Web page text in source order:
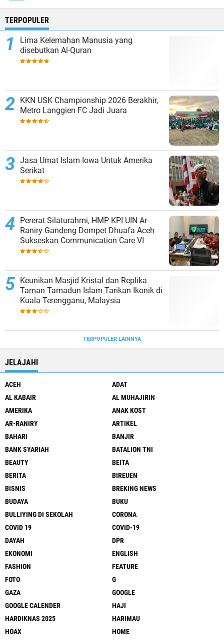
TERPOPULER
Lima Kelemahan Manusia yang
disebutkan Al-Quran
KKN USK Championship 2026 Berakhir,
Metro Langgien FC Jadi Juara
Jasa Umat Islam Iowa Untuk Amerika
Serikat
Pererat Silaturahmi, HMP KPI UIN Ar-
Raniry Gandeng Dompet Dhuafa Aceh
Sukseskan Communication Care VI
Keunikan Masjid Kristal dan Replika
Taman Tamadun Islam Tarikan Ikonik di
Kuala Terengganu, Malaysia
TERPOPULER LAINNYA
JELAJAHI
ACEH
ADAT
AL KABAIR
AL MUHAJIRIN
AMERIKA
ANAK KOST
AR-RANIRY
ARTIKEL
BAHARI
BANJIR
BANK SYARIAH
BATALION TNI
BEAUTY
BEITA
BERITA
BIREUEN
BISNIS
BREKING NEWS
BUDAYA
BUKU
BULLIYING DI SEKOLAH
CORONA
COVID 19
COVID-19
DAYAH
DPR
EKONOMI
ENGLISH
FASHION
FEATURE
FOTO
G
GAZA
GOOGLE
GOOGLE CALENDER
HAJI
HARDIKNAS 2025
HARIMAU
HOAX
HOME